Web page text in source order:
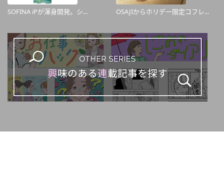
SOFINA iPが渾身開発。シ... OSAJIからホリデー限定コフレ...